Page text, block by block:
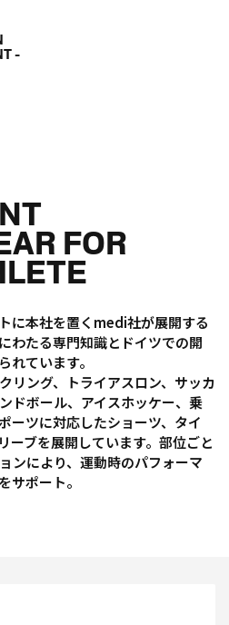
-
FOR
に本社を置くmedi社が展開する
わたる専門知識とドイツでの開
れています。
リング、トライアスロン、サッカ
ドボール、アイスホッケー、乗
ーツに対応したショーツ、タイ
ーブを展開しています。部位ごと
ンにより、運動時のパフォーマ
サポート。